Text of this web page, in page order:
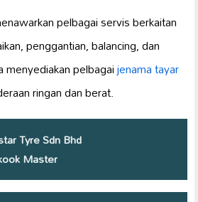
pelbagai servis berkaitan
penggantian, balancing, dan
menyediakan pelbagaijenama tayar
ringan dan berat.
Tyre Sdn Bhd
Master